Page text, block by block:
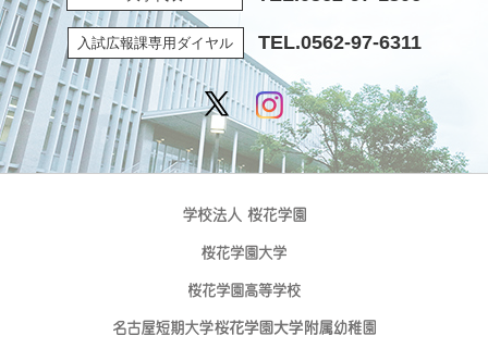
入試広報課専用ダイヤル TEL.0562-97-6311